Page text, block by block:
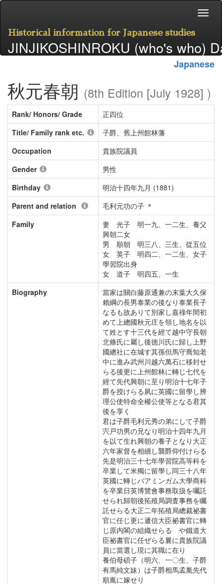
Historical information for Japanese studies
JINJIKOSHINROKU (who's who)
Japanese
秋元春朝 (8th Edition [July 1928] )
Rank/ Honors/ Grade
正四位
Title/ Family rank etc.
子爵、舊上州館林藩
Occupation
貴族院議員
Gender
男性
Birthday
明治十四年九月 (1881)
Parent and relation
毛利元功の子 ＊
Family
妻 光子 明一九、一二生、養父
興朝二女
男 順朝 明三八、三生、從五位
女 英子 明四二、一二生、女子
學習院出身
女 道子 明四五、一生
Biography
當家は關白藤原通兼の末葉大久保
賴綱の長男泰業の後なり泰業長子
なるも故ありて別家し嘉祿年間初
めて上總國秋元庄を領し地名を以
て姓とす十三代を經て越中守長朝
北條氏に屬し後德川氏に歸し上野
國總社に在城す其孫但馬守喬知老
中に進み武州川越六萬石に移封せ
らる後更に上州館林に轉じ七代を
經て先代興朝に至り明治十七年子
爵を授けらる夙に英國に留學し辨
理公使特命全權公使等となる君其
後を享く
君は子爵毛利元秀の弟にして子爵
宍戸功男の兄なり明治十四年九月
を以て生れ興朝の養子となり大正
六年家督を相續し襲爵仰付けらる
先是明治三十七年學習院高等科を
卒業して米獨に留學し同三十八年
英國に轉じバアミンガム大學商科
を卒業日英博覽會事務取扱を囑託
せられ歸朝後拓殖局調査事務を矚
託せらる大正二年拓殖局總裁祕書
官に任じ更に遞信大臣祕書官に轉
じ原内閣の組織せらるゝや鐵道大
臣祕書官に任ぜらる曩に貴族院議
員に當選し現に其職に在り
養伯母碩子（明六、一〇生、子爵
有馬純文妹）は子爵相馬孟胤先代
順胤に嫁せり